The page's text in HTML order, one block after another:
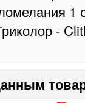
1
-